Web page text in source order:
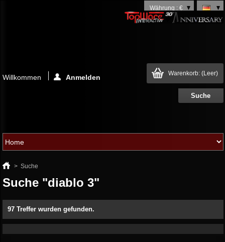
Währung : €
Warenkorb: (Leer)
Willkommen Anmelden
> Suche
Suche "diablo 3"
97 Treffer wurden gefunden.